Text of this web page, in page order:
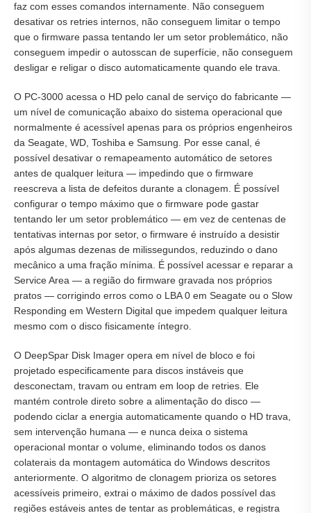
faz com esses comandos internamente. Não conseguem
desativar os retries internos, não conseguem limitar o tempo
que o firmware passa tentando ler um setor problemático, não
conseguem impedir o autosscan de superfície, não conseguem
desligar e religar o disco automaticamente quando ele trava.
O PC-3000 acessa o HD pelo canal de serviço do fabricante —
um nível de comunicação abaixo do sistema operacional que
normalmente é acessível apenas para os próprios engenheiros
da Seagate, WD, Toshiba e Samsung. Por esse canal, é
possível desativar o remapeamento automático de setores
antes de qualquer leitura — impedindo que o firmware
reescreva a lista de defeitos durante a clonagem. É possível
configurar o tempo máximo que o firmware pode gastar
tentando ler um setor problemático — em vez de centenas de
tentativas internas por setor, o firmware é instruído a desistir
após algumas dezenas de milissegundos, reduzindo o dano
mecânico a uma fração mínima. É possível acessar e reparar a
Service Area — a região do firmware gravada nos próprios
pratos — corrigindo erros como o LBA 0 em Seagate ou o Slow
Responding em Western Digital que impedem qualquer leitura
mesmo com o disco fisicamente íntegro.
O DeepSpar Disk Imager opera em nível de bloco e foi
projetado especificamente para discos instáveis que
desconectam, travam ou entram em loop de retries. Ele
mantém controle direto sobre a alimentação do disco —
podendo ciclar a energia automaticamente quando o HD trava,
sem intervenção humana — e nunca deixa o sistema
operacional montar o volume, eliminando todos os danos
colaterais da montagem automática do Windows descritos
anteriormente. O algoritmo de clonagem prioriza os setores
acessíveis primeiro, extrai o máximo de dados possível das
regiões estáveis antes de tentar as problemáticas, e registra